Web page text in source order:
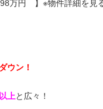
万円 】※物件詳細を見
ウン！
上と広々！